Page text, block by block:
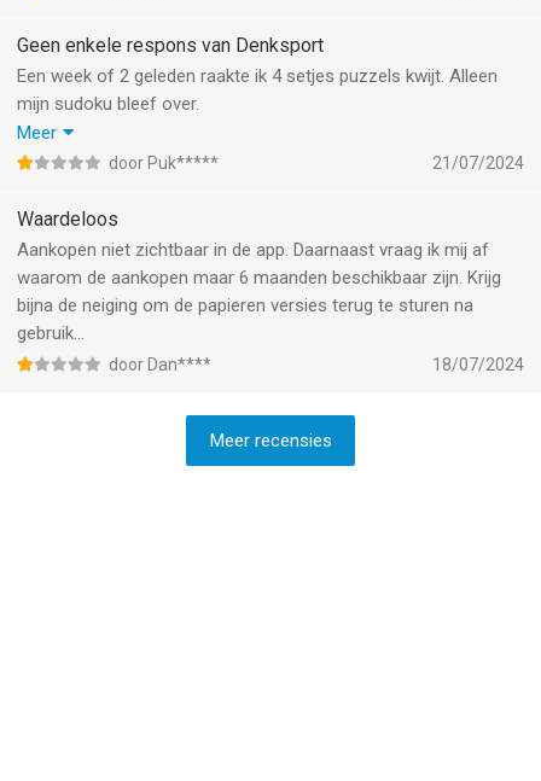
Gekregen naar een alternatief maar dat vind ik zo ook niet.
Geen enkele respons van Denksport
Een week of 2 geleden raakte ik 4 setjes puzzels kwijt. Alleen
mijn sudoku bleef over.
Gemaild, nog eens gemaild. Geen respons..
Vorige week nieuw setje Philipines gekocht. 99 cent
Omdat mailen blijkbaar geen zin heeft, chat gesart in FB. Geen
respons.
Meer
door Puk***** 21/07/2024
Waardeloos
Aankopen niet zichtbaar in de app. Daarnaast vraag ik mij af
waarom de aankopen maar 6 maanden beschikbaar zijn. Krijg
bijna de neiging om de papieren versies terug te sturen na
gebruik…
door Dan**** 18/07/2024
Meer recensies